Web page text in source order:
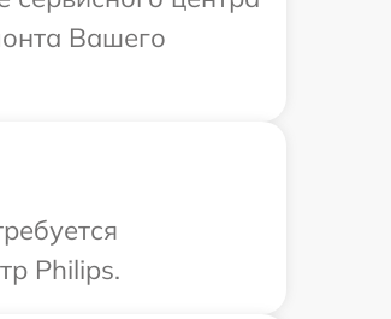
Вашего
Philips.